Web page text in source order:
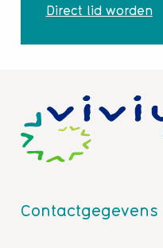
Direct lid worden
Contactgegevens